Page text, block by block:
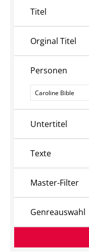
Titel
Orginal Titel
Personen
Personen
Untertitel
Texte
Master-Filter
Genreauswahl